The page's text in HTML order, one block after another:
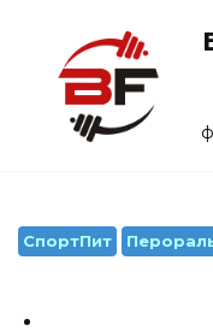
содержанию
СпортПит